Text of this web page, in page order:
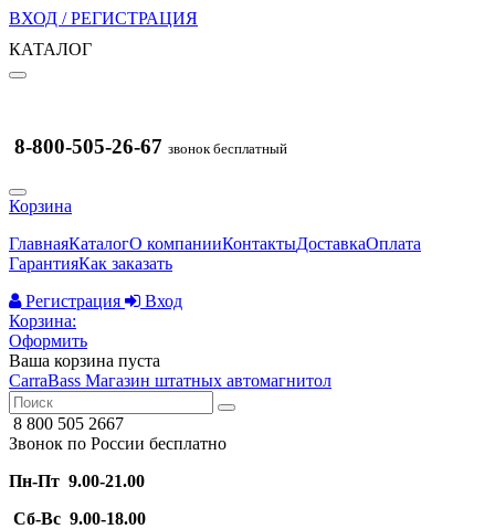
ВХОД / РЕГИСТРАЦИЯ
КАТАЛОГ
8-800-505-26-67 звонок бесплатный
Корзина
ГлавнаяКаталогО компанииКонтактыДоставкаОплата
ГарантияКак заказать
Регистрация
Вход
Корзина:
Оформить
Ваша корзина пуста
CarraBass Магазин штатных автомагнитол
8 800 505 2667
Звонок по России бесплатно
Пн-Пт 9.00-21.00
Сб-Вс 9.00-18.00